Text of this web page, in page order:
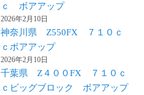
ｃ ボアアップ
2026年2月10日
神奈川県 Z550FX ７１０ｃ
ｃボアアップ
2026年2月10日
千葉県 Z４００FX ７１０ｃ
ｃビッグブロック ボアアップ